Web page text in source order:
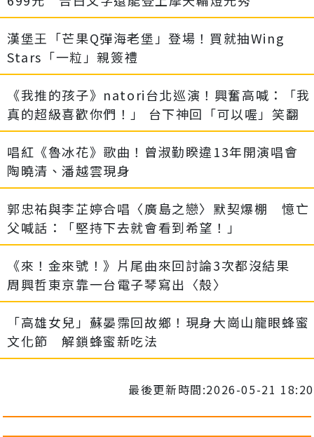
漢堡王「芒果Q彈海老堡」登場！買就抽Wing
Stars「一粒」親簽禮
《我推的孩子》natori台北巡演！興奮高喊：「我
真的超級喜歡你們！」 台下神回「可以喔」笑翻
唱紅《魯冰花》歌曲！曾淑勤睽違13年開演唱會
陶曉清、潘越雲現身
郭忠祐與李芷婷合唱〈廣島之戀〉默契爆棚 憶亡
父喊話：「堅持下去就會看到希望！」
《來！金來號！》片尾曲來回討論3次都沒結果
周興哲東京靠一台電子琴寫出〈殼〉
「高雄女兒」蘇晏霈回故鄉！現身大崗山龍眼蜂蜜
文化節 解鎖蜂蜜新吃法
最後更新時間:2026-05-21 18:20